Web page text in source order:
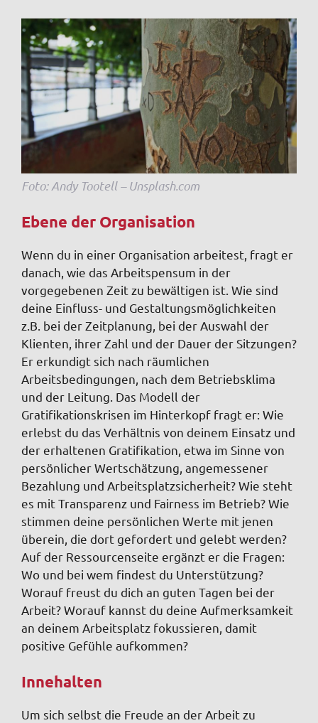
Foto: Andy Tootell – Unsplash.com
Ebene der Organisation
Wenn du in einer Organisation arbeitest, fragt er
danach, wie das Arbeitspensum in der
vorgegebenen Zeit zu bewältigen ist. Wie sind
deine Einfluss- und Gestaltungsmöglichkeiten
z.B. bei der Zeitplanung, bei der Auswahl der
Klienten, ihrer Zahl und der Dauer der Sitzungen?
Er erkundigt sich nach räumlichen
Arbeitsbedingungen, nach dem Betriebsklima
und der Leitung. Das Modell der
Gratifikationskrisen im Hinterkopf fragt er: Wie
erlebst du das Verhältnis von deinem Einsatz und
der erhaltenen Gratifikation, etwa im Sinne von
persönlicher Wertschätzung, angemessener
Bezahlung und Arbeitsplatzsicherheit? Wie steht
es mit Transparenz und Fairness im Betrieb? Wie
stimmen deine persönlichen Werte mit jenen
überein, die dort gefordert und gelebt werden?
Auf der Ressourcenseite ergänzt er die Fragen:
Wo und bei wem findest du Unterstützung?
Worauf freust du dich an guten Tagen bei der
Arbeit? Worauf kannst du deine Aufmerksamkeit
an deinem Arbeitsplatz fokussieren, damit
positive Gefühle aufkommen?
Innehalten
Um sich selbst die Freude an der Arbeit zu